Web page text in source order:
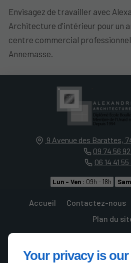
Your privacy is
Envisagez de travailler avec
Architecture d'intérieur pour un
centre commercial
Annemasse.
9 Avenue des Barattes,
09 74 56
06 14 41
Lun - Ven : 09h - 18h
Accueil Contactez-nous
Plan du